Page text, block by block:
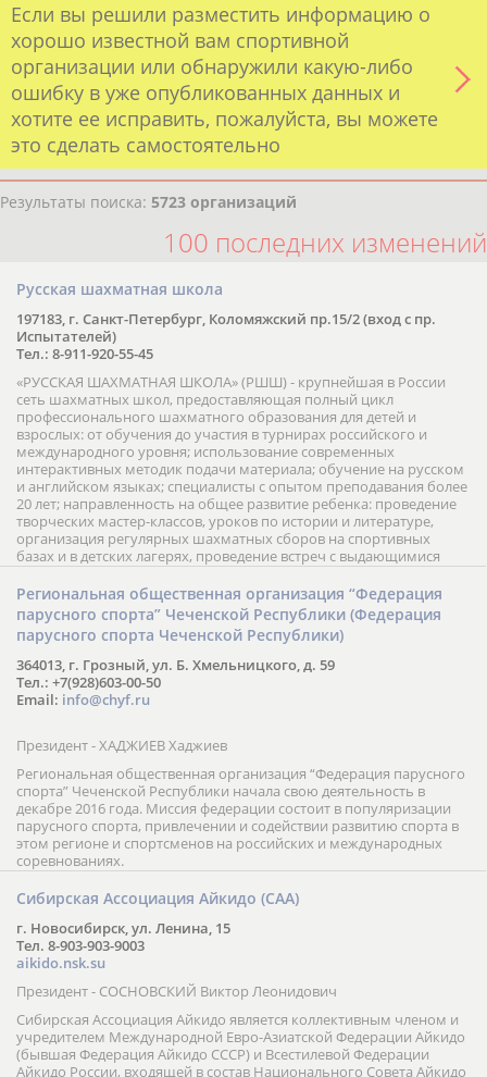
Если вы решили разместить информацию о
хорошо известной вам спортивной
организации или обнаружили какую-либо
ошибку в уже опубликованных данных и
хотите ее исправить, пожалуйста, вы можете
это сделать самостоятельно
Результаты поиска: 5723 организаций
100 последних изменений
Русская шахматная школа
197183, г. Санкт-Петербург, Коломяжский пр.15/2 (вход с пр.
Испытателей)
Тел.: 8-911-920-55-45
«РУССКАЯ ШАХМАТНАЯ ШКОЛА» (РШШ) - крупнейшая в России
сеть шахматных школ, предоставляющая полный цикл
профессионального шахматного образования для детей и
взрослых: от обучения до участия в турнирах российского и
международного уровня; использование современных
интерактивных методик подачи материала; обучение на русском
и английском языках; специалисты с опытом преподавания более
20 лет; направленность на общее развитие ребенка: проведение
творческих мастер-классов, уроков по истории и литературе,
организация регулярных шахматных сборов на спортивных
базах и в детских лагерях, проведение встреч с выдающимися
шахматистами; корпоративное обучение; онлайн обучение в
форме вебинаров и индивидуальных занятий, круглые столы
российских и международных тренеров, организация фестивалей;
онлайн трансляция мероприятий и турниров.
Региональная общественная организация “Федерация
парусного спорта” Чеченской Республики (Федерация
парусного спорта Чеченской Республики)
364013, г. Грозный, ул. Б. Хмельницкого, д. 59
Тел.: +7(928)603-00-50
Email: info@chyf.ru
Президент - ХАДЖИЕВ Хаджиев
Региональная общественная организация “Федерация парусного
спорта” Чеченской Республики начала свою деятельность в
декабре 2016 года. Миссия федерации состоит в популяризации
парусного спорта, привлечении и содействии развитию спорта в
этом регионе и спортсменов на российских и международных
соревнованиях.
Сибирская Ассоциация Айкидо (САА)
г. Новосибирск, ул. Ленина, 15
Тел. 8-903-903-9003
aikido.nsk.su
Президент - СОСНОВСКИЙ Виктор Леонидович
Сибирская Ассоциация Айкидо является коллективным членом и
учредителем Международной Евро-Азиатской Федерации Айкидо
(бывшая Федерация Айкидо СССР) и Всестилевой Федерации
Айкидо России, входящей в состав Национального Совета Айкидо